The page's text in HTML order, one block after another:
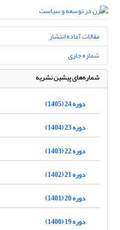
مقالات آماده انتشار
شماره جاری
شماره‌های پیشین نشریه
دوره 24 (1405)
دوره 23 (1404)
دوره 22 (1403)
دوره 21 (1402)
دوره 20 (1401)
دوره 19 (1400)